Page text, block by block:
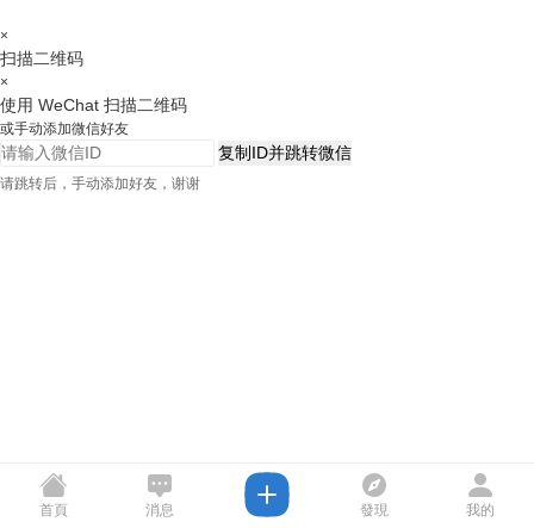
×
扫描二维码
×
使用 WeChat 扫描二维码
或手动添加微信好友
复制ID并跳转微信
请跳转后，手动添加好友，谢谢
首頁 消息 發現 我的